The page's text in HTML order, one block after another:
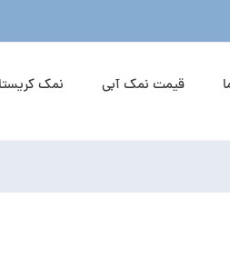
قیمت نمک آبی نمک